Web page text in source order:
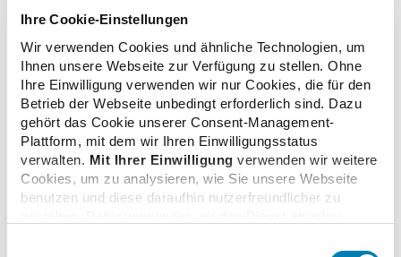
Ihre Cookie-Einstellungen
Wir verwenden Cookies und ähnliche Technologien, um
Ihnen unsere Webseite zur Verfügung zu stellen. Ohne
Ihre Einwilligung verwenden wir nur Cookies, die für den
Betrieb der Webseite unbedingt erforderlich sind. Dazu
gehört das Cookie unserer Consent-Management-
Plattform, mit dem wir Ihren Einwilligungsstatus
verwalten. Mit Ihrer Einwilligung verwenden wir weitere
Cookies, um zu analysieren, wie Sie unsere Webseite
benutzen und diese daraufhin nutzerfreundlicher zu
Adresse und Ihr Surfverhalten verarbeitet. Mit einem
gewohnt auf dieser
Webseite
Passwort anmelden. Durch die Kennzahlen erhalten Sie
also ein zusätzliches Werkzeug, um Fehlerquellen zu
entdecken, aufzuklären und zu vermeiden und damit Ihre
Fehlalarme im securPharm-System zu reduzieren.
zurück zur Liste